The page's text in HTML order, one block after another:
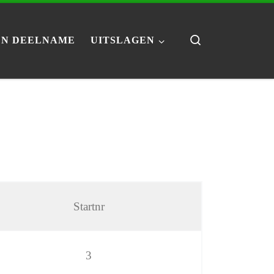
DEELNAME UITSLAGEN
Startnr
3